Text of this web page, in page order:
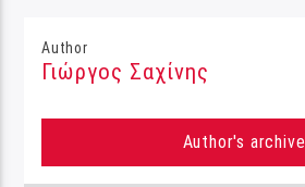
Author
Γιώργος Σαχίνης
Author's archive